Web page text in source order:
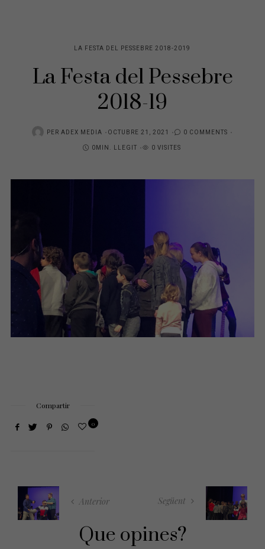
LA FESTA DEL PESSEBRE 2018-2019
La Festa del Pessebre
2018-19
PER ADEX MEDIA
POSTED
ON
OCTUBRE 21, 2021
0 COMMENTS
0MIN. LLEGIT
0 VISITES
Compartir
0
Anterior Següent
Que opines?